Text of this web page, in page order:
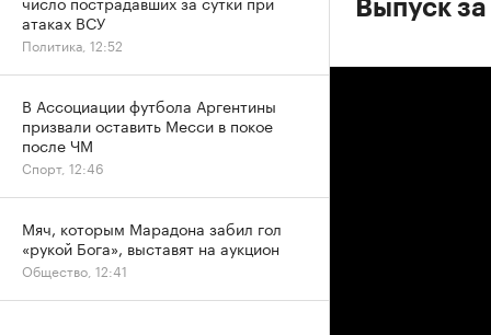
Выпуск
атаках ВСУ
Политика, 12:52
В Ассоциации футбола Аргентины
призвали оставить Месси в покое
после ЧМ
Спорт, 12:46
Мяч, которым Марадона забил гол
«рукой Бога», выставят на аукцион
Общество, 12:41